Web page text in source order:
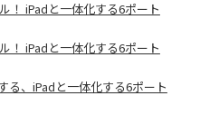
！ iPadと一体化する6ポート
！ iPadと一体化する6ポート
る、iPadと一体化する6ポート